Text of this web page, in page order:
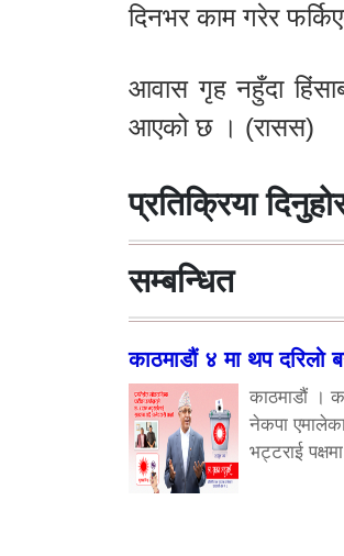
दिनभर काम गरेर
आवास गृह नहुँदा
आएको छ । (रासस)
प्रतिक्रिया
सम्बन्धित
काठमाडौं ४ मा थप दरिलो
काठमाडौं ।
नेकपा
भट्टराई